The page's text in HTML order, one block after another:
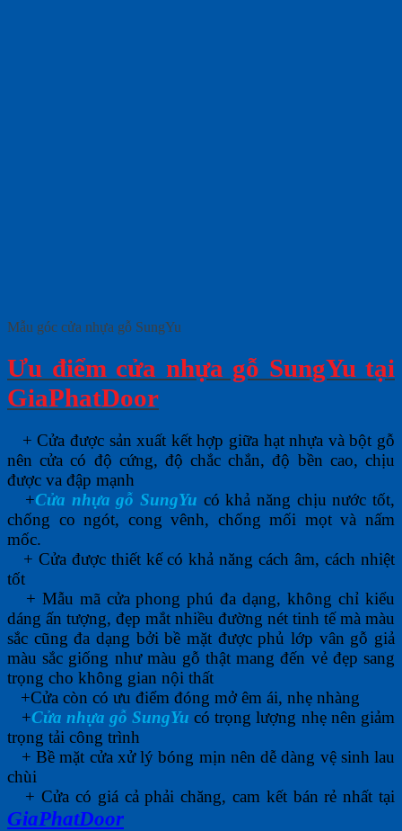
Mẫu góc cửa nhựa gỗ SungYu
Ưu điểm cửa nhựa gỗ SungYu tại
GiaPhatDoor
+ Cửa được sản xuất kết hợp giữa hạt nhựa và bột gỗ
nên cửa có độ cứng, độ chắc chắn, độ bền cao, chịu
được va đập mạnh
+Cửa nhựa gỗ SungYu có khả năng chịu nước tốt,
chống co ngót, cong vênh, chống mối mọt và nấm
mốc.
+ Cửa được thiết kế có khả năng cách âm, cách nhiệt
tốt
+ Mẫu mã cửa phong phú đa dạng, không chỉ kiểu
dáng ấn tượng, đẹp mắt nhiều đường nét tinh tế mà màu
sắc cũng đa dạng bởi bề mặt được phủ lớp vân gỗ giả
màu sắc giống như màu gỗ thật mang đến vẻ đẹp sang
trọng cho không gian nội thất
+Cửa còn có ưu điểm đóng mở êm ái, nhẹ nhàng
+Cửa nhựa gỗ SungYu có trọng lượng nhẹ nên giảm
trọng tải công trình
+ Bề mặt cửa xử lý bóng mịn nên dễ dàng vệ sinh lau
chùi
+ Cửa có giá cả phải chăng, cam kết bán rẻ nhất tại
GiaPhatDoor